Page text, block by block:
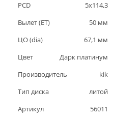
PCD
5x114,3
Вылет (ET)
50 мм
ЦО (dia)
67,1 мм
Цвет
Дарк платинум
Производитель
kik
Тип диска
литой
Артикул
56011